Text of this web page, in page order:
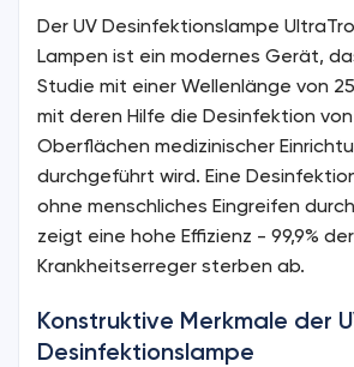
Der UV Desinfektionslampe
Lampen ist ein modernes Gerät,
Studie mit einer Wellenlänge von
mit deren Hilfe die Desinfektion
Oberflächen medizinischer
durchgeführt wird. Eine
ohne menschliches Eingreifen
zeigt eine hohe Effizienz - 99,9% der
Krankheitserreger sterben ab.
Konstruktive Merkmale der
Desinfektionslampe